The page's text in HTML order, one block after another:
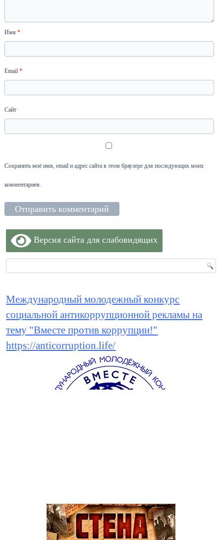
Имя*
Email*
Сайт
Сохранить моё имя, email и адрес сайта в этом браузере для последующих моих
комментариев.
Версия сайта для слабовидящих
Международный молодежный конкурс
социальной антикоррупционной рекламы на
тему "Вместе против коррупции!"
https://anticorruption.life/